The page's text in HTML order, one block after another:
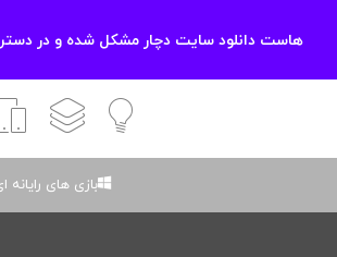
هاست دانلود سایت دچار مشکل شده و در
آموزشیلایه باز
بازی های رایانه